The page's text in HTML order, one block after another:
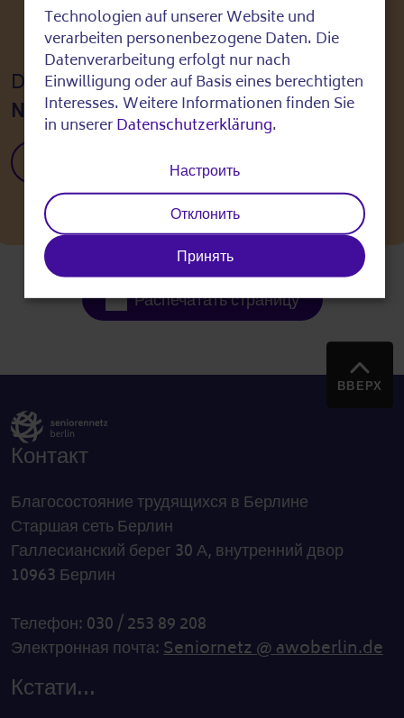
Dieser Partner ist Teil desBerliner
Netzwerk: Digitale Befähigung im Alter
Распечатать страницу
ВВЕРХ
Контакт
Благосостояние трудящихся в Берлине
Старшая сеть Берлин
Галлесианский берег 30 А, внутренний двор
10963 Берлин
Телефон: 030 / 253 89 208
Электронная почта:Seniornetz @ awoberlin.de
Кстати...
Use
of
personal
data
and
Technologien auf unserer Website und
verarbeiten personenbezogene Daten. Die
Datenverarbeitung erfolgt nur nach
Einwilligung oder auf Basis eines berechtigten
Interesses. Weitere Informationen finden Sie
in unsererDatenschutzerklärung.
Настроить
Отклонить
Принять